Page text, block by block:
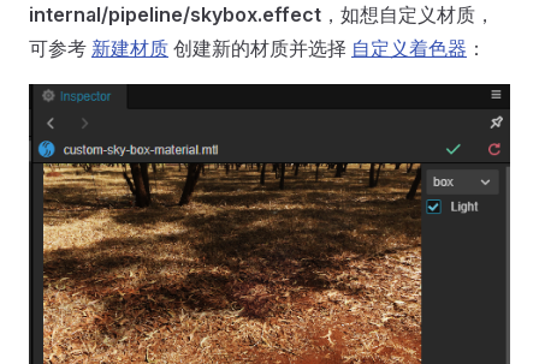
internal/pipeline/skybox.effect ，如想自定义材质，
可参考 新建材质 创建新的材质并选择 自定义着色器 ：